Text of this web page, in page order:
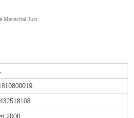
Marechal Juin
2000